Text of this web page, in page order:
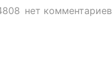
нет комментариев